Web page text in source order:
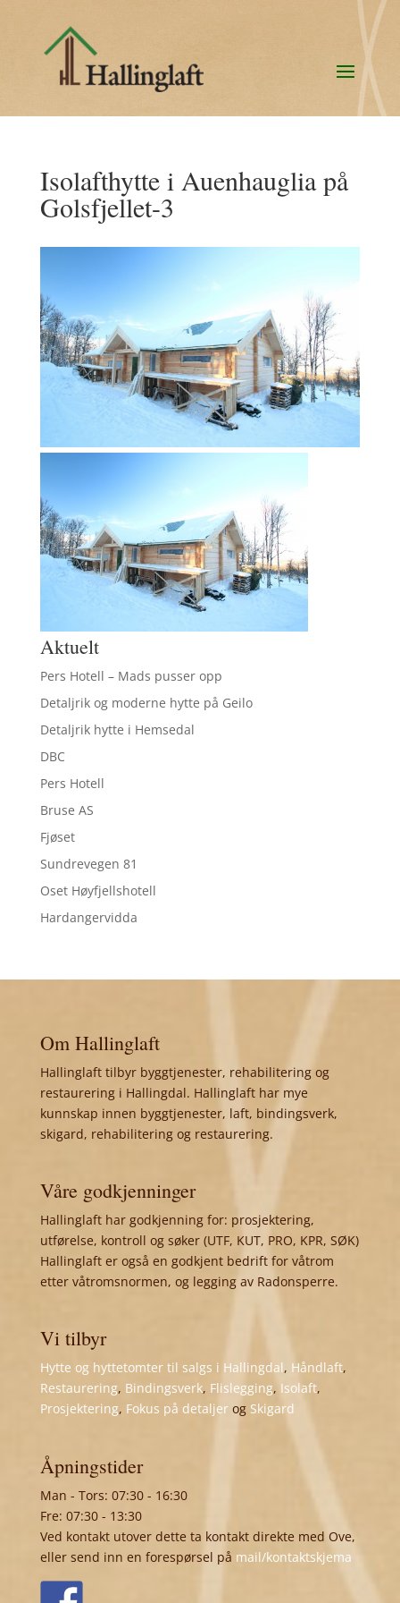
Isolafthytte i Auenhauglia på
Golsfjellet-3
Aktuelt
Pers Hotell – Mads pusser opp
Detaljrik og moderne hytte på Geilo
Detaljrik hytte i Hemsedal
DBC
Pers Hotell
Bruse AS
Fjøset
Sundrevegen 81
Oset Høyfjellshotell
Hardangervidda
Om Hallinglaft
Hallinglaft tilbyr byggtjenester, rehabilitering og
restaurering i Hallingdal. Hallinglaft har mye
kunnskap innen byggtjenester, laft, bindingsverk,
skigard, rehabilitering og restaurering.
Våre godkjenninger
Hallinglaft har godkjenning for: prosjektering,
utførelse, kontroll og søker (UTF, KUT, PRO, KPR, SØK)
Hallinglaft er også en godkjent bedrift for våtrom
etter våtromsnormen, og legging av Radonsperre.
Vi tilbyr
Hytte og hyttetomter til salgs i Hallingdal, Håndlaft,
Restaurering, Bindingsverk, Flislegging, Isolaft,
Prosjektering, Fokus på detaljerog Skigard
Åpningstider
Man - Tors: 07:30 - 16:30
Fre: 07:30 - 13:30
Ved kontakt utover dette ta kontakt direkte med Ove,
eller send inn en forespørsel på mail/kontaktskjema